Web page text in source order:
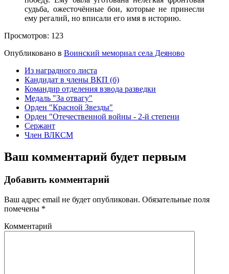
судьба, ожесточённые бои, которые не принесли
ему регалий, но вписали его имя в историю.
Просмотров: 123
Опубликовано в Воинский мемориал села Деяново
Из наградного листа
Кандидат в члены ВКП (б)
Командир отделения взвода разведки
Медаль "За отвагу"
Орден "Красной Звезды"
Орден "Отечественной войны - 2-й степени
Сержант
Член ВЛКСМ
Ваш комментарий будет первым
Добавить комментарий
Ваш адрес email не будет опубликован. Обязательные поля
помечены *
Комментарий